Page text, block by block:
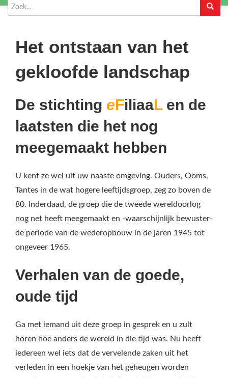
Het ontstaan van het
gekloofde landschap
De stichting eFiliaaLen de
laatsten die het nog
meegemaakt hebben
U kent ze wel uit uw naaste omgeving. Ouders, Ooms,
Tantes in de wat hogere leeftijdsgroep, zeg zo boven de
80. Inderdaad, de groep die de tweede wereldoorlog
nog net heeft meegemaakt en -waarschijnlijk bewuster-
de periode van de wederopbouw in de jaren 1945 tot
ongeveer 1965.
Verhalen van de goede,
oude tijd
Ga met iemand uit deze groep in gesprek en u zult
horen hoe anders de wereld in die tijd was. Nu heeft
iedereen wel iets dat de vervelende zaken uit het
verleden in een hoekje van het geheugen worden